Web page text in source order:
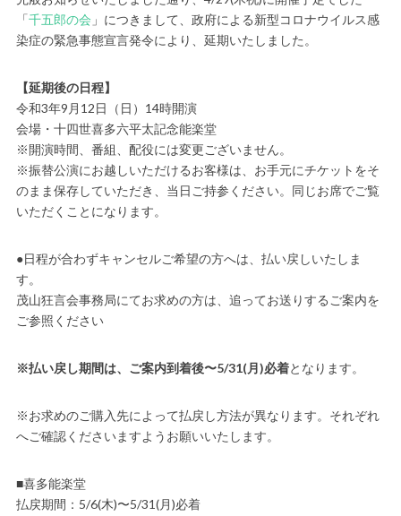
「千五郎の会 」につきまして、政府による新型コロナウイルス感
染症の緊急事態宣言発令により、延期いたしました。
【延期後の日程】
令和3年9月12日（日）14時開演
会場・十四世喜多六平太記念能楽堂
※開演時間、番組、配役には変更ございません。
※振替公演にお越しいただけるお客様は、お手元にチケットをそ
のまま保存していただき、当日ご持参ください。同じお席でご覧
いただくことになります。
●日程が合わずキャンセルご希望の方へは、払い戻しいたしま
す。
茂山狂言会事務局にてお求めの方は、追ってお送りするご案内を
ご参照ください
※払い戻し期間は、ご案内到着後〜5/31(月)必着となります。
※お求めのご購入先によって払戻し方法が異なります。それぞれ
へご確認くださいますようお願いいたします。
■喜多能楽堂
払戻期間：5/6(木)〜5/31(月)必着